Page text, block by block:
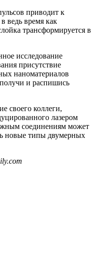
приводит к
ведь время как
трансформируется в
исследование
присутствие
наноматериалов
и распишись
своего коллеги,
лазером
соединениям может
новые типы двумерных